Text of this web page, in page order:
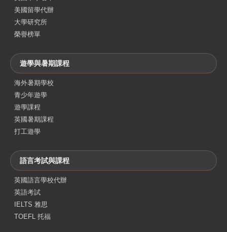
美國留學代辦
大學研究所
榮譽榜單
遊學與暑期課程
海外暑期學校
青少年遊學
遊學課程
英國暑期課程
打工遊學
語言考試與課程
英國語言學校代辦
英語考試
IELTS 雅思
TOEFL 托福